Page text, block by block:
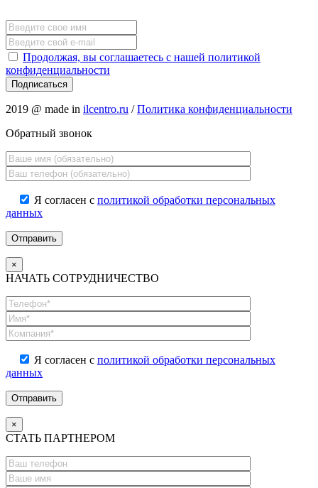
Продолжая, вы соглашаетесь с нашей политикой
конфиденциальности
2019 @ made in ilcentro.ru /Политика конфиденциальности
Обратный звонок
Я согласен с политикой обработки персональных
данных
×
НАЧАТЬ СОТРУДНИЧЕСТВО
Я согласен с политикой обработки персональных
данных
×
СТАТЬ ПАРТНЕРОМ